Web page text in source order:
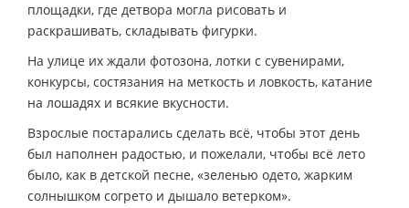
площадки, где детвора могла рисовать и
раскрашивать, складывать фигурки.
На улице их ждали фотозона, лотки с сувенирами,
конкурсы, состязания на меткость и ловкость, катание
на лошадях и всякие вкусности.
Взрослые постарались сделать всё, чтобы этот день
был наполнен радостью, и пожелали, чтобы всё лето
было, как в детской песне, «зеленью одето, жарким
солнышком согрето и дышало ветерком».